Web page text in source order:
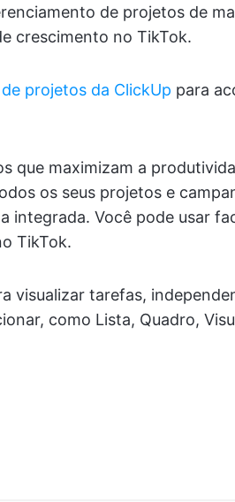
de projetos de
crescimento no TikTok.
projetos da ClickUp para
que maximizam a
os seus projetos e
integrada. Você pode usar
TikTok.
visualizar tarefas,
como Lista, Quadro,